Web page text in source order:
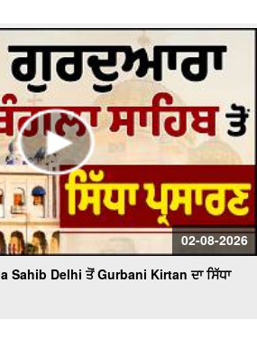
02-08-2026
Sahib Delhi ਤੋਂ Gurbani Kirtan ਦਾ ਸਿੱਧਾ